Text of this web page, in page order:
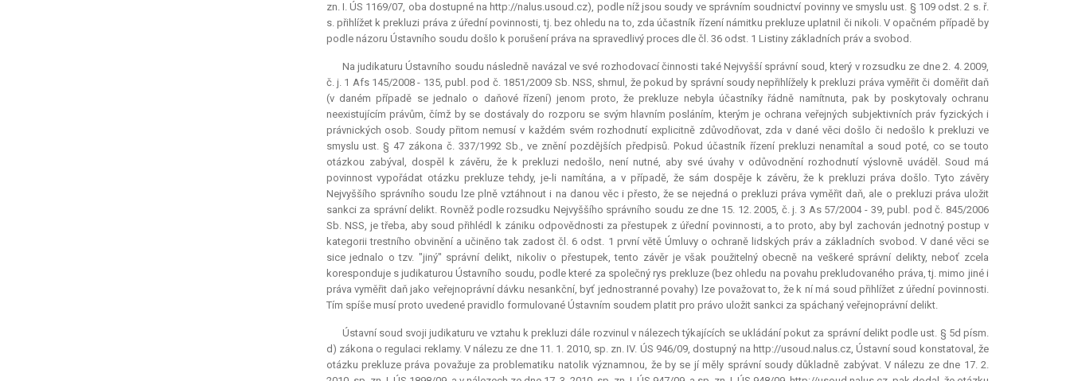
zn. I. ÚS 1169/07, oba dostupné na http://nalus.usoud.cz), podle níž jsou soudy ve správním soudnictví povinny ve smyslu ust. § 109 odst. 2 s. ř.
s. přihlížet k prekluzi práva z úřední povinnosti, tj. bez ohledu na to, zda účastník řízení námitkuprekluze uplatnil či nikoli. V opačném případě by
podle názoru Ústavního soudu došlo k porušení práva na spravedlivý proces dle čl. 36 odst. 1 Listiny základních práv a svobod.
Na judikaturu Ústavního soudu následně navázal ve své rozhodovací činnosti také Nejvyšší správní soud, který v rozsudku ze dne 2. 4. 2009,
č. j. 1 Afs 145/2008 - 135, publ. pod č. 1851/2009 Sb. NSS, shrnul, že pokud by správní soudy nepřihlížely k prekluzi práva vyměřit či doměřit daň
(v daném případě se jednalo o daňové řízení) jenom proto, žeprekluze nebyla účastníky řádně namítnuta, pak by poskytovaly ochranu
neexistujícím právům, čímž by se dostávaly do rozporu se svým hlavním posláním, kterým je ochrana veřejných subjektivních práv fyzických i
právnických osob. Soudy přitom nemusí v každém svém rozhodnutí explicitně zdůvodňovat, zda v dané věci došlo či nedošlo k prekluzi ve
smyslu ust. § 47 zákona č. 337/1992 Sb., ve znění pozdějších předpisů. Pokud účastník řízení prekluzi nenamítal a soud poté, co se touto
otázkou zabýval, dospěl k závěru, že k prekluzi nedošlo, není nutné, aby své úvahy v odůvodnění rozhodnutí výslovně uváděl. Soud má
povinnost vypořádat otázkuprekluze tehdy, je-li namítána, a v případě, že sám dospěje k závěru, že k prekluzi práva došlo. Tyto závěry
Nejvyššího správního soudu lze plně vztáhnout i na danou věc i přesto, že se nejedná o prekluzi práva vyměřit daň, ale o prekluzi práva uložit
sankci za správní delikt. Rovněž podle rozsudku Nejvyššího správního soudu ze dne 15. 12. 2005, č. j. 3 As 57/2004 - 39, publ. pod č. 845/2006
Sb. NSS, je třeba, aby soud přihlédl k zániku odpovědnosti za přestupek z úřední povinnosti, a to proto, aby byl zachován jednotný postup v
kategorii trestního obvinění a učiněno tak zadost čl. 6 odst. 1 první větě Úmluvy o ochraně lidských práv a základních svobod. V dané věci se
sice jednalo o tzv. "jiný" správní delikt, nikoliv o přestupek, tento závěr je však použitelný obecně na veškeré správní delikty, neboť zcela
koresponduje s judikaturou Ústavního soudu, podle které za společný rys prekluze(bez ohledu na povahu prekludovaného práva, tj. mimo jiné i
práva vyměřit daň jako veřejnoprávní dávku nesankční, byť jednostranné povahy) lze považovat to, že k ní má soud přihlížet z úřední povinnosti.
Tím spíše musí proto uvedené pravidlo formulované Ústavním soudem platit pro právo uložit sankci za spáchaný veřejnoprávní delikt.
Ústavní soud svoji judikaturu ve vztahu k prekluzi dále rozvinul v nálezech týkajících se ukládání pokut za správní delikt podle ust. § 5d písm.
d) zákona o regulaci reklamy. V nálezu ze dne 11. 1. 2010, sp. zn. IV. ÚS 946/09, dostupný na http://usoud.nalus.cz, Ústavní soud konstatoval, že
otázku prekluzepráva považuje za problematiku natolik významnou, že by se jí měly správní soudy důkladně zabývat. V nálezu ze dne 17. 2.